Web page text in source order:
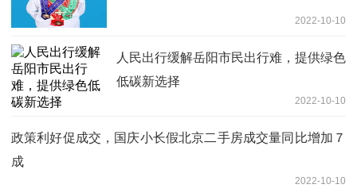
2022-10-10
人民出行缓解岳阳市民出行难，提供绿色
低碳新选择
2022-10-10
政策利好促成交，国庆小长假北京二手房成交量同比增加７
成
2022-10-10